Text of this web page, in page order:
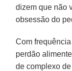
dizem que não
obsessão do
Com
perdão
de complexo